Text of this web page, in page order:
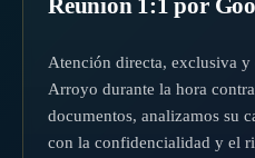
Reunión 1:1 por
Atención directa, exclusiva
Arroyo durante la hora
documentos, analizamos su
con la confidencialidad y el